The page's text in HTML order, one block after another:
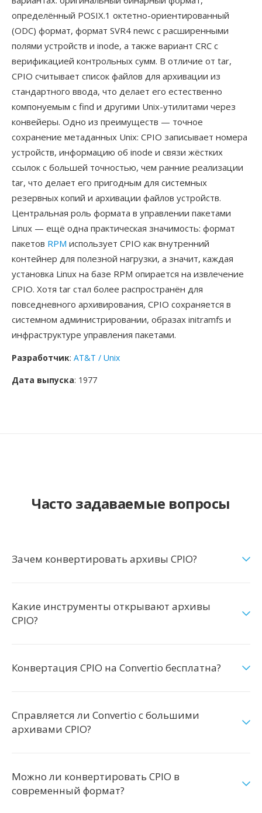
определённый POSIX.1 октетно-ориентированный
(ODC) формат, формат SVR4 newc с расширенными
полями устройств и inode, а также вариант CRC с
верификацией контрольных сумм. В отличие от tar,
CPIO считывает список файлов для архивации из
стандартного ввода, что делает его естественно
компонуемым с find и другими Unix-утилитами через
конвейеры. Одно из преимуществ — точное
сохранение метаданных Unix: CPIO записывает номера
устройств, информацию об inode и связи жёстких
ссылок с большей точностью, чем ранние реализации
tar, что делает его пригодным для системных
резервных копий и архивации файлов устройств.
Центральная роль формата в управлении пакетами
Linux — ещё одна практическая значимость: формат
пакетов RPM использует CPIO как внутренний
контейнер для полезной нагрузки, а значит, каждая
установка Linux на базе RPM опирается на извлечение
CPIO. Хотя tar стал более распространён для
повседневного архивирования, CPIO сохраняется в
системном администрировании, образах initramfs и
инфраструктуре управления пакетами.
Разработчик: AT&T / Unix
Дата выпуска: 1977
Часто задаваемые вопросы
Зачем конвертировать архивы CPIO?
Какие инструменты открывают архивы
CPIO?
Конвертация CPIO на Convertio бесплатна?
Справляется ли Convertio с большими
архивами CPIO?
Можно ли конвертировать CPIO в
современный формат?